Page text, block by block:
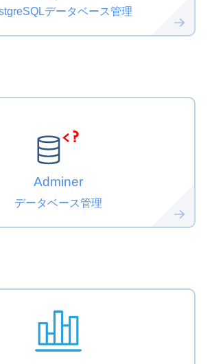
データベース管理
Adminer
データベース管理